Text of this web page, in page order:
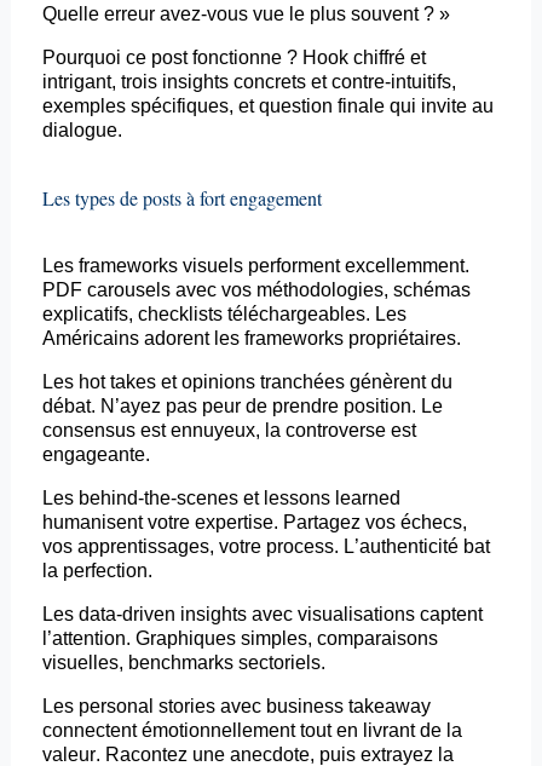
Quelle erreur avez-vous vue le plus souvent ? »
Pourquoi ce post fonctionne ? Hook chiffré et
intrigant, trois insights concrets et contre-intuitifs,
exemples spécifiques, et question finale qui invite au
dialogue.
Les types depostsà fort engagement
Les frameworksvisuels performent excellemment.
PDF carouselsavec vos méthodologies, schémas
explicatifs, checklists téléchargeables. Les
Américains adorent les frameworkspropriétaires.
Les hottakeset opinions tranchées génèrent du
débat. N’ayez pas peurde prendre position. Le
consensus est ennuyeux, la controverse est
engageante.
Les behind-the-sceneset lessons learned
humanisent votre expertise. Partagez vos échecs,
vos apprentissages, votre process. L’authenticité bat
la perfection.
Les data-driven insights avec visualisations captent
l’attention. Graphiques simples, comparaisons
visuelles, benchmarks sectoriels.
Les personal stories avec business takeaway
connectent émotionnellement tout en livrant de la
valeur. Racontez une anecdote, puis extrayez la